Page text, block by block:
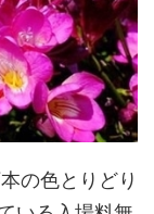
の色とりどり